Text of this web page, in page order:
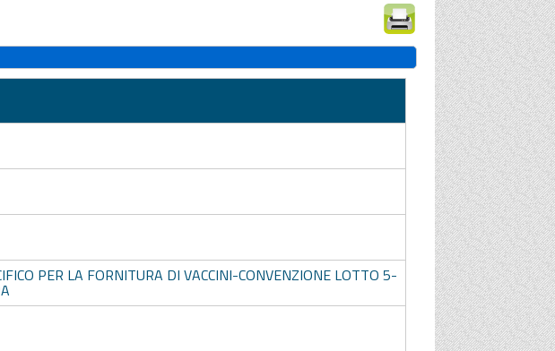
PER LA FORNITURA DI VACCINI-CONVENZIONE LOTTO 5-